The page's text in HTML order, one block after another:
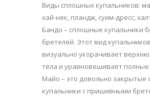
Виды сплошных купальников:
хай-нек, пландж, суим-дресс,
Бандо – сплошные купальники
бретелей. Этот вид купальников
визуально укорачивает
тела и уравновешивает полные
Майо – это довольно закрытые
купальники с пришивными